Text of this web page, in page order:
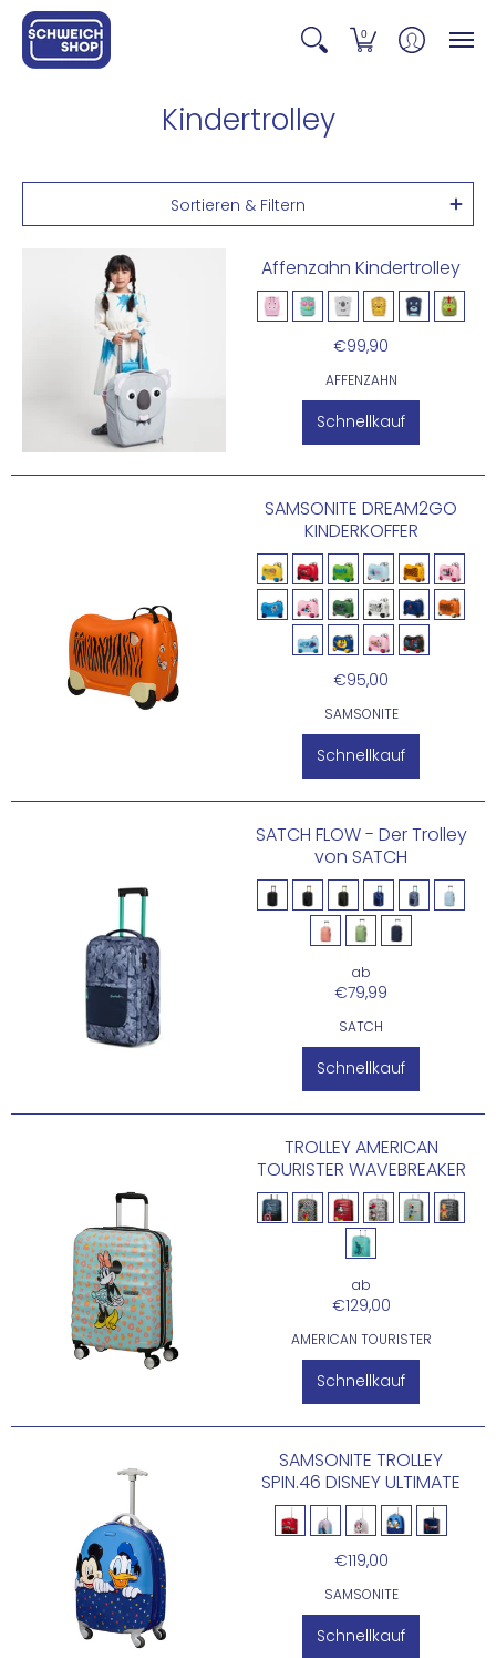
0
Kindertrolley
Sortieren & Filtern
Affenzahn Kindertrolley
€99,90
AFFENZAHN
Schnellkauf
SAMSONITE DREAM2GO
KINDERKOFFER
€95,00
SAMSONITE
Schnellkauf
SATCH FLOW - Der Trolley
von SATCH
ab
€79,99
SATCH
Schnellkauf
TROLLEY AMERICAN
TOURISTER WAVEBREAKER
ab
€129,00
AMERICAN TOURISTER
Schnellkauf
SAMSONITE TROLLEY
SPIN.46 DISNEY ULTIMATE
€119,00
SAMSONITE
Schnellkauf